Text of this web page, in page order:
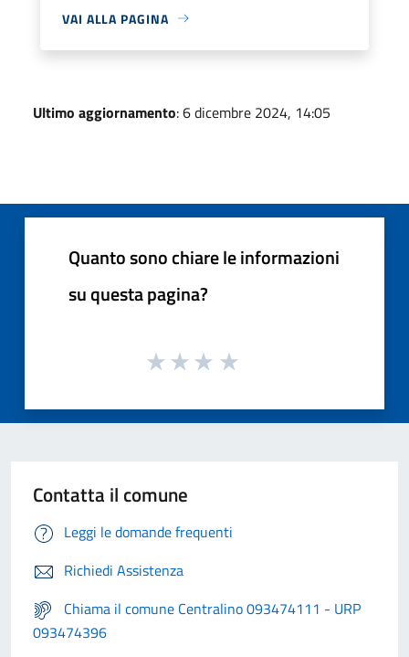
VAI ALLA PAGINA
Ultimo aggiornamento: 6 dicembre 2024, 14:05
Quanto sono chiare le informazioni
su questa pagina?
Contatta il comune
Leggi le domande frequenti
Richiedi Assistenza
Chiama il comune Centralino 093474111 - URP
093474396